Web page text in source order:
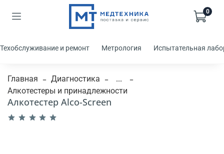
0
Техобслуживание и ремонт Метрология Испытательная
Главная Диагностика
...
Алкотестеры и принадлежности
Алкотестер Alco-Screen